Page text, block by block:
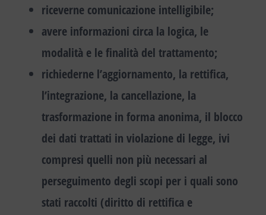
riceverne comunicazione intelligibile;
avere informazioni circa la logica, le
modalità e le finalità del trattamento;
richiederne l’aggiornamento, la rettifica,
l’integrazione, la cancellazione, la
trasformazione in forma anonima, il blocco
dei dati trattati in violazione di legge, ivi
compresi quelli non più necessari al
perseguimento degli scopi per i quali sono
stati raccolti (diritto di rettifica e